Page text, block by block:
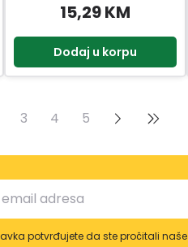
15,29 KM
Dodaj u korpu
3 4 5
potvrđujete da ste pročitali naše